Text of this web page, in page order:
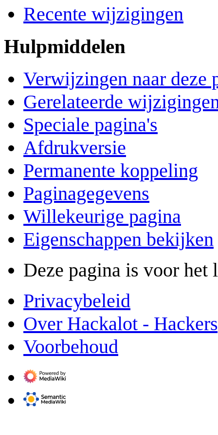
Recente wijzigingen
Hulpmiddelen
Verwijzingen naar deze
Gerelateerde
Speciale pagina's
Afdrukversie
Permanente koppeling
Paginagegevens
Willekeurige pagina
Eigenschappen bekijken
Deze pagina is voor het
Privacybeleid
Over Hackalot -
Voorbehoud